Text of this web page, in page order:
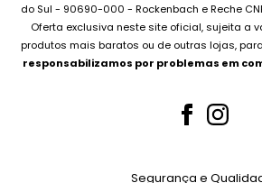
Compramos seu Notebook
Bateria Notebook
Fonte Notebook
Para Empresas
Canal no Youtube
do Sul - 90690-000 - Rockenbach e Reche
Oferta exclusiva neste site oficial, sujeita a
produtos mais baratos ou de outras lojas,
responsabilizamos por problemas em
Segurança e